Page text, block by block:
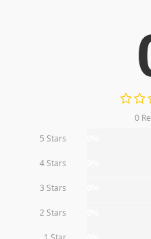
0
5 Stars
4 Stars
3 Stars
2 Stars